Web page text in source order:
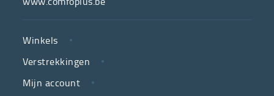
neutrale
ziekenfondsen,
is
LINKS
Winkels
Verstrekkingen
Mijn account